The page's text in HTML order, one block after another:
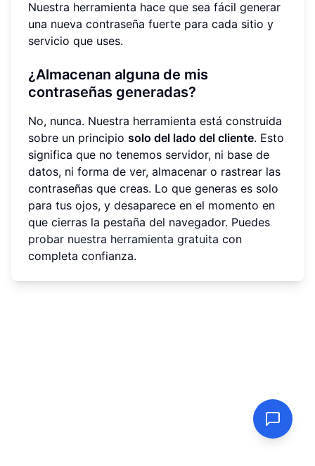
Nuestra herramienta hace que sea fácil generar
una nueva contraseña fuerte para cada sitio y
servicio que uses.
¿Almacenan alguna de mis
contraseñas generadas?
No, nunca. Nuestra herramienta está construida
sobre un principio solo del lado del cliente. Esto
significa que no tenemos servidor, ni base de
datos, ni forma de ver, almacenar o rastrear las
contraseñas que creas. Lo que generas es solo
para tus ojos, y desaparece en el momento en
que cierras la pestaña del navegador. Puedes
probar nuestra herramienta gratuita con
completa confianza.